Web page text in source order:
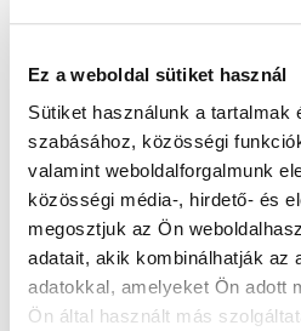
Ez a weboldal sütiket használ
Sütiket használunk a tartalmak
szabásához, közösségi
valamint weboldalforgalmunk
közösségi média-, hirdető- és
megosztjuk az Ön
adatait, akik kombinálhatják az
adatokkal, amelyeket Ön adott
Ön által használt más
3.
A Visumax típusú
és Notouch kezelés után
javasolt.
A szemet az UV